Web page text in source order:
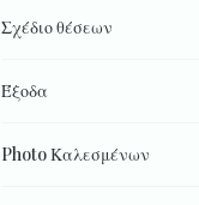
Σχέδιο θέσεων
Έξοδα
Photo Καλεσμένων